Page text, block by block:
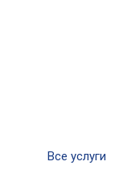
Все услуги